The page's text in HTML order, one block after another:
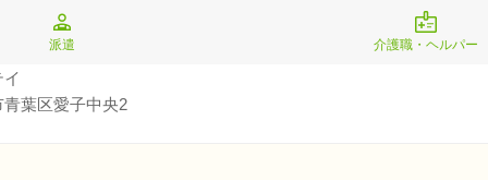
派遣 介護職・ヘルパー
葉区愛子中央2